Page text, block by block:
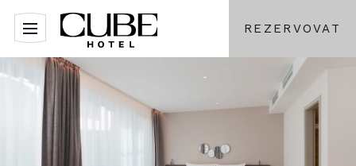
REZERVOVAT